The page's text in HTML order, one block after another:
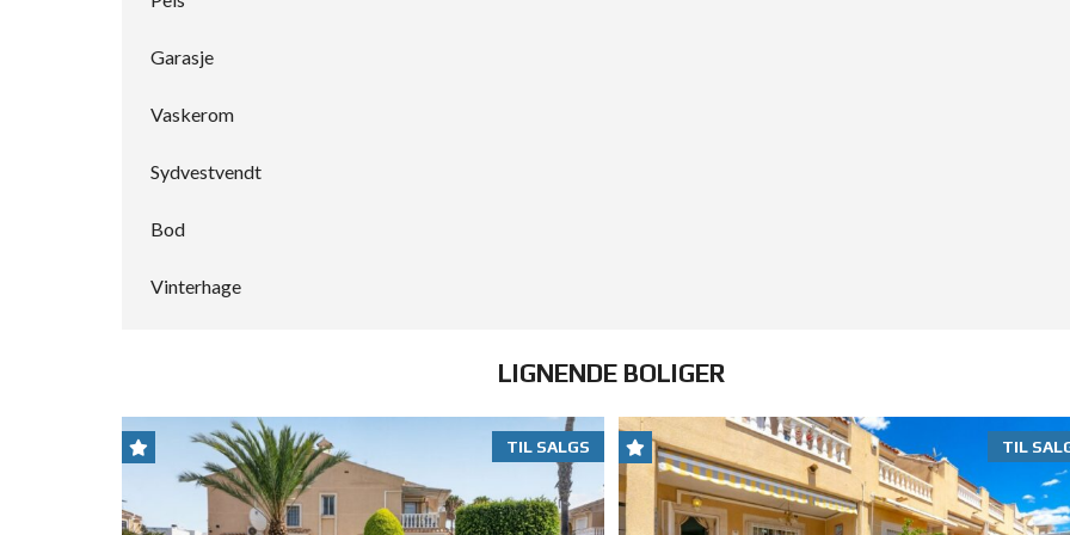
Garasje
Vaskerom
Sydvestvendt
Bod
Vinterhage
LIGNENDE BOLIGER
TIL SALGS TIL